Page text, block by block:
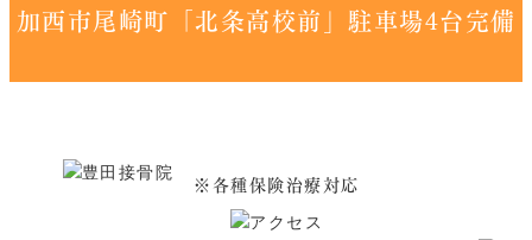
加西市尾崎町「北条高校前」駐車場4台完備
※各種保険治療対応